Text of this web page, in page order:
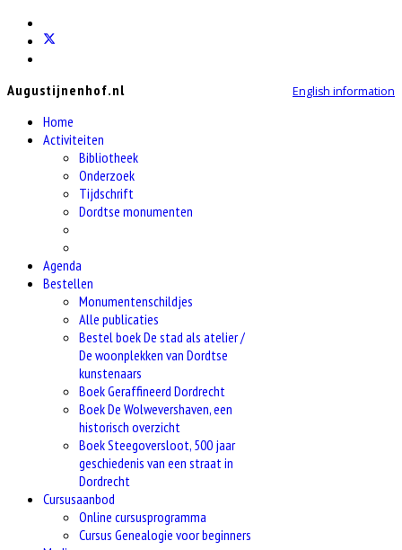
English information
Augustijnenhof.nl
Home
Activiteiten
Bibliotheek
Onderzoek
Tijdschrift
Dordtse monumenten
Agenda
Bestellen
Monumentenschildjes
Alle publicaties
Bestel boek De stad als atelier /
De woonplekken van Dordtse
kunstenaars
Boek Geraffineerd Dordrecht
Boek De Wolwevershaven, een
historisch overzicht
Boek Steegoversloot, 500 jaar
geschiedenis van een straat in
Dordrecht
Cursusaanbod
Online cursusprogramma
Cursus Genealogie voor beginners